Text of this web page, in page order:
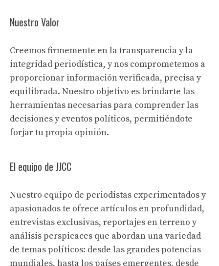
Nuestro Valor
Creemos firmemente en la transparencia y la
integridad periodística, y nos comprometemos a
proporcionar información verificada, precisa y
equilibrada. Nuestro objetivo es brindarte las
herramientas necesarias para comprender las
decisiones y eventos políticos, permitiéndote
forjar tu propia opinión.
El equipo de JJCC
Nuestro equipo de periodistas experimentados y
apasionados te ofrece artículos en profundidad,
entrevistas exclusivas, reportajes en terreno y
análisis perspicaces que abordan una variedad
de temas políticos: desde las grandes potencias
mundiales, hasta los países emergentes, desde